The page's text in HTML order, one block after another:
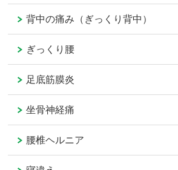
背中の痛み（ぎっくり背中）
ぎっくり腰
足底筋膜炎
坐骨神経痛
腰椎ヘルニア